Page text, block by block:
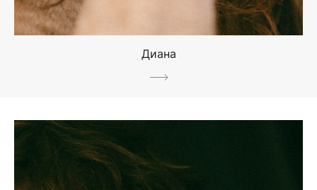
Диана